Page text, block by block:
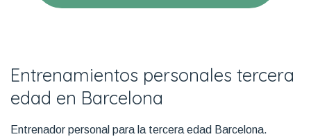
Entrenamientos personales tercera
edad en Barcelona
Entrenador personal para la tercera edad Barcelona.